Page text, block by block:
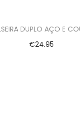
DUPLO AÇO E
€24.95